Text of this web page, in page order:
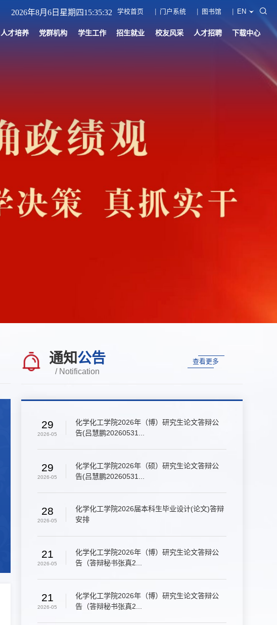
2026年8月6日星期四15:35:34 学校首页 门户系统 图书馆 EN
人才培养 党群机构 学生工作 招生就业 校友风采 人才招聘 下载中心
通知公告
/ Notification
查看更多
29
2026-05
化学化工学院2026年（博）研究生论文答辩公
告(吕慧鹏20260531...
29
2026-05
化学化工学院2026年（硕）研究生论文答辩公
告(吕慧鹏20260531...
28
2026-05
化学化工学院2026届本科生毕业设计(论文)答辩
安排
21
2026-05
化学化工学院2026年（博）研究生论文答辩公
告（答辩秘书张真2...
21
2026-05
化学化工学院2026年（博）研究生论文答辩公
告（答辩秘书张真2...